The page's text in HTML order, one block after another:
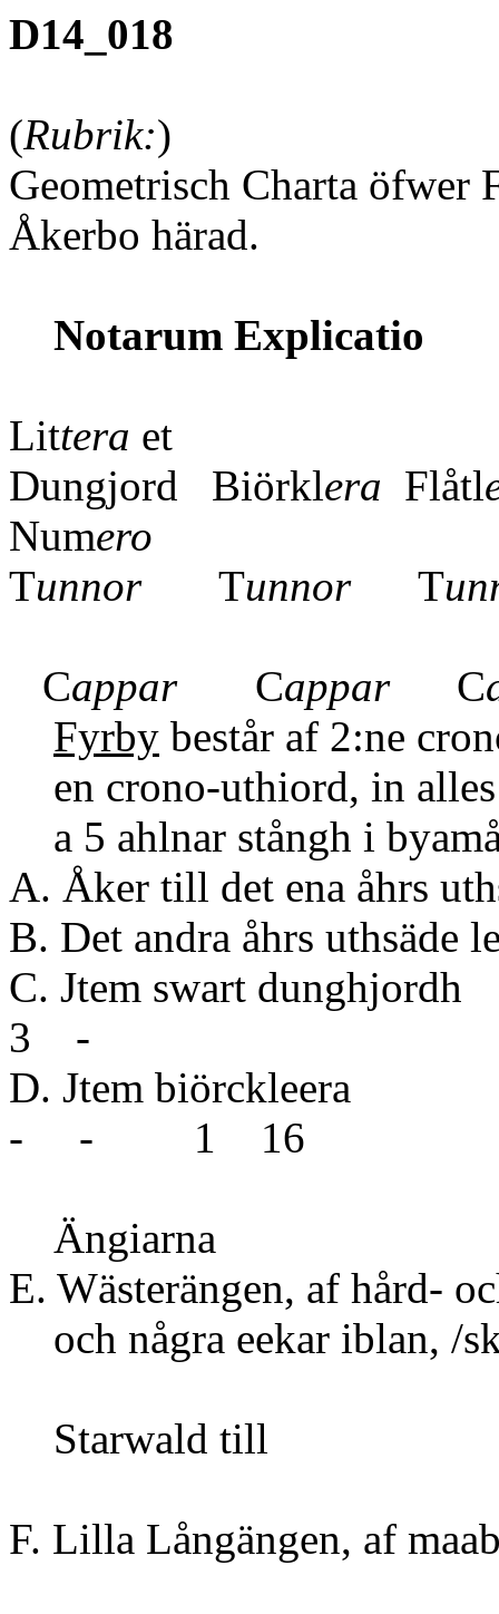
D14_018
(Rubrik:)
Geometrisch Charta
Åkerbo härad.
Notarum Explicatio
Littera et
Dungjord Biörklera Flåtl
Numero
TunnorTunnor T
CapparCappar C
Fyrby består af 2:ne
en crono-uthiord, in
a 5 ahlnar stångh i
A. Åker till det ena
B. Det andra åhrs
C. Jtem
3 -
D. Jtem
- - 1 16
Ängiarna
E. Wästerängen, af hård-
och några eekar
F. Lilla Långängen,